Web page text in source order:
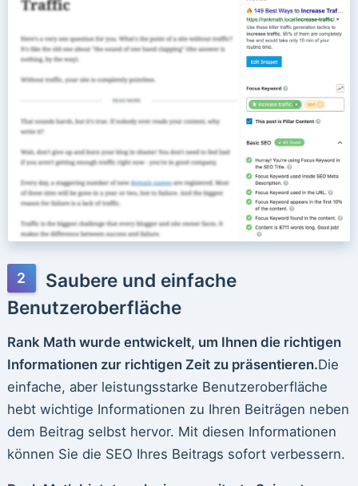
Saubere und einfache
Benutzeroberfläche
Rank Math wurde entwickelt, um Ihnen die richtigen
Informationen zur richtigen Zeit zu präsentieren.Die
einfache, aber leistungsstarke Benutzeroberfläche
hebt wichtige Informationen zu Ihren Beiträgen neben
dem Beitrag selbst hervor. Mit diesen Informationen
können Sie die SEO Ihres Beitrags sofort verbessern.